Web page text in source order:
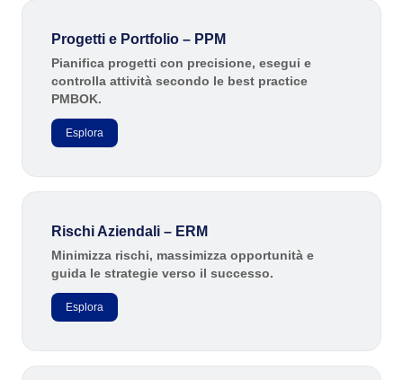
AS9100
ISO 22301
ISO 26000
COBIT
ISO 10015
ISO 37001
ISO 13485
ISO 20000
ISO 31000
FDA 21 CFR Part 11
FDA 21 CFR Part 820
GDPR
SOX
Progetti e Portfolio – PPM
Pianifica progetti con precisione, esegui e
controlla attività secondo le best practice
PMBOK.
Esplora
Rischi Aziendali – ERM
Minimizza rischi, massimizza opportunità e
guida le strategie verso il successo.
Esplora